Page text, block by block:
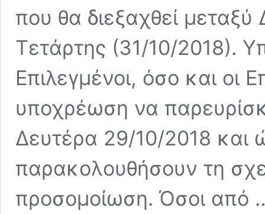
που θα διεξαχθεί
Τετάρτης (31/10/2018).
Επιλεγμένοι, όσο και οι
υποχρέωση να
Δευτέρα 29/10/2018 και
παρακολουθήσουν τη
προσομοίωση. Όσοι από